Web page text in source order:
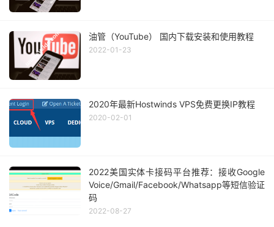
油管（YouTube） 国内下载安装和使用教程
2022-01-23
2020年最新Hostwinds VPS免费更换IP教程
2020-02-01
2022美国实体卡接码平台推荐：接收Google
Voice/Gmail/Facebook/Whatsapp等短信验证
码
2022-08-27